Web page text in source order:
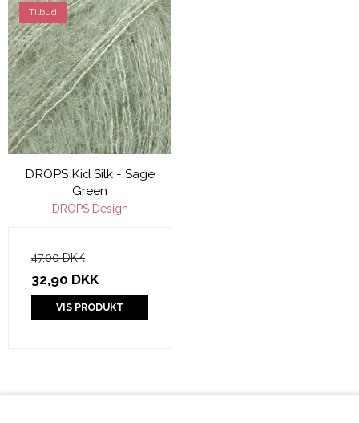
Tilbud
DROPS Kid Silk - Sage
Green
DROPS Design
47,00 DKK
32,90 DKK
VIS PRODUKT